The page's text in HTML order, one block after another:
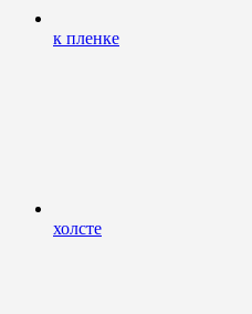
к пленке
холсте